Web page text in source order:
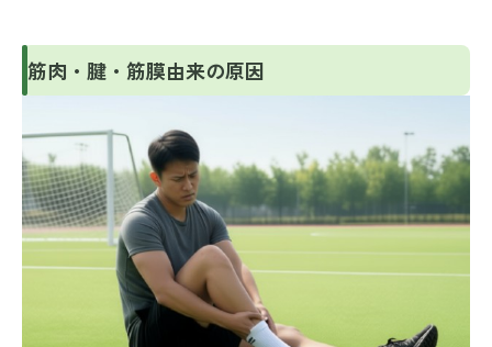
筋肉・腱・筋膜由来の原因